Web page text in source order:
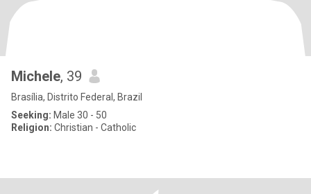
Michele, 39
Brasília, Distrito Federal, Brazil
Seeking: Male 30 - 50
Religion: Christian - Catholic